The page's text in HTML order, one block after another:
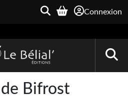
Connexion
Bifrost